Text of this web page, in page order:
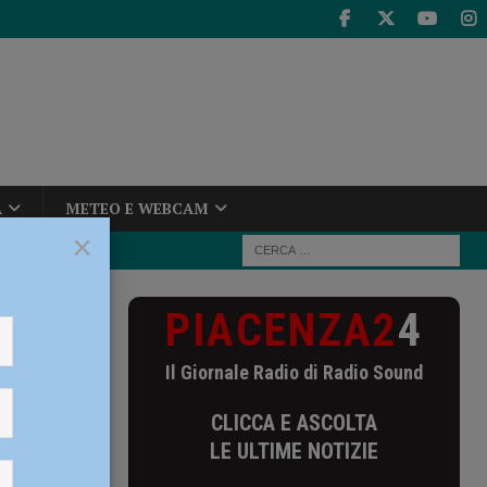
METEO E WEBCAM
PIACENZA24
Il Giornale Radio di Radio Sound
CLICCA E ASCOLTA
LE ULTIME NOTIZIE
×